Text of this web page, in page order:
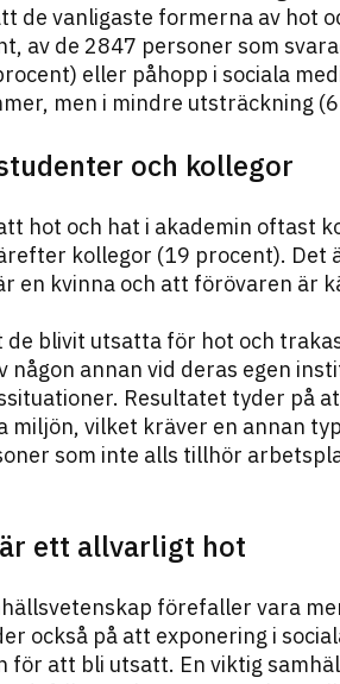
de vanligaste formerna av hot
av de 2847 personer som
eller påhopp i sociala
men i mindre utsträckning
och kollegor
hot och hat i akademin oftast
kollegor (19 procent). Det
en kvinna och att förövaren är
de blivit utsatta för hot och
annan vid deras egen
Resultatet tyder på
miljön, vilket kräver en annan
som inte alls tillhör
ett allvarligt hot
förefaller vara
också på att exponering i
att bli utsatt. En viktig